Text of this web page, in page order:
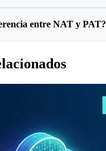
entre NAT y PAT?